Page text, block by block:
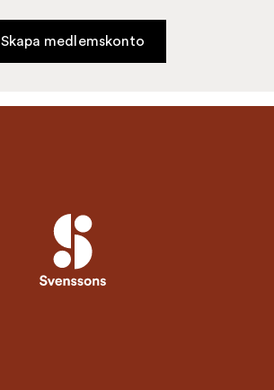
Skapa medlemskonto